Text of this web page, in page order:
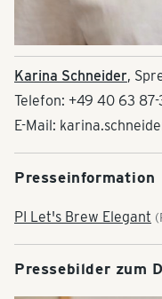
Karina Schneider,
Telefon: +49 40 63
E-Mail:
Presseinformation
PI Let's Brew Elegant
Pressebilder zum